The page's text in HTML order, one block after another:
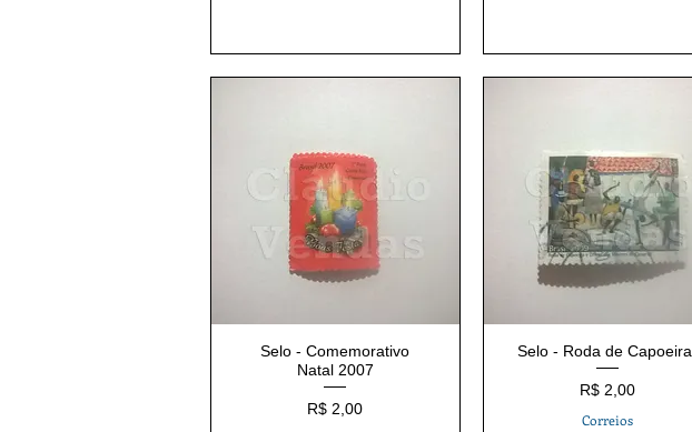
Selo - Comemorativo
Natal 2007
Preço
R$ 2,00
Selo - Roda de Capoeira.
Preço
R$ 2,00
Correios